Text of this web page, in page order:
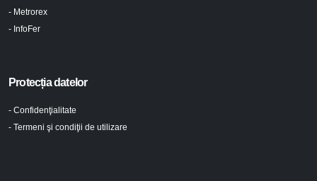
- Metrorex
- InfoFer
Protecția datelor
- Confidenţialitate
- Termeni şi condiţii de utilizare